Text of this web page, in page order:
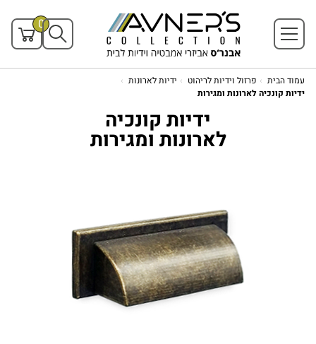
0
עמוד הבית פרזול וידיות לריהוט
ידיות לארונות
ידיות קונכיה לארונות ומגירות
ידיות קונכיה
לארונות ומגירות